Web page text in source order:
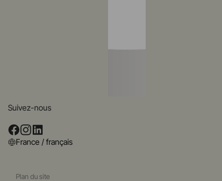
Suivez-nous
France / français
Plan du site